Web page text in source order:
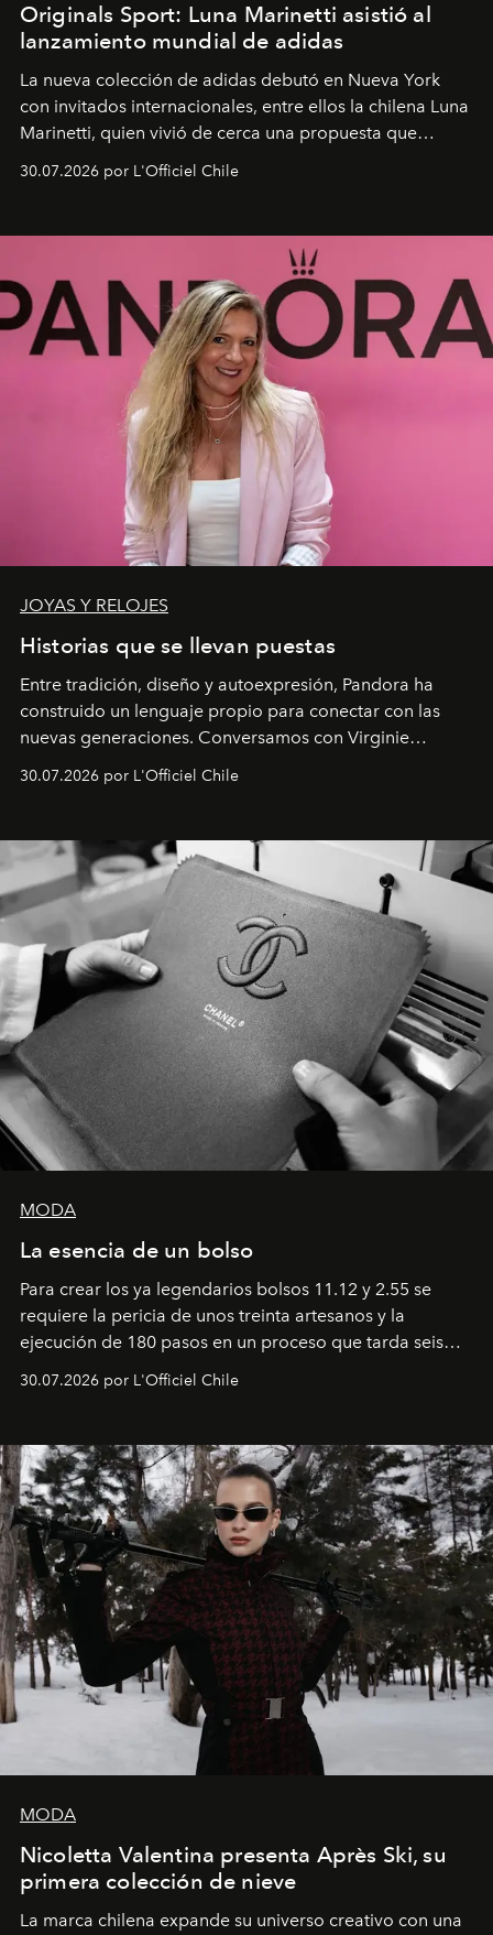
Originals Sport: Luna Marinetti asistió al
lanzamiento mundial de adidas
La nueva colección de adidas debutó en Nueva York
con invitados internacionales, entre ellos la chilena Luna
Marinetti, quien vivió de cerca una propuesta que
fusiona moda y rendimiento.
30.07.2026 por L'Officiel Chile
JOYAS Y RELOJES
Historias que se llevan puestas
Entre tradición, diseño y autoexpresión, Pandora ha
construido un lenguaje propio para conectar con las
nuevas generaciones. Conversamos con Virginie
Dubray, la responsable de marketing para
Latinoamérica, sobre identidad, cultura y el valor
30.07.2026 por L'Officiel Chile
MODA
La esencia de un bolso
Para crear los ya legendarios bolsos 11.12 y 2.55 se
requiere la pericia de unos treinta artesanos y la
ejecución de 180 pasos en un proceso que tarda seis
semanas. Los expertos ponen en práctica una técnica
que se enseña solamente en la escuela de formación de
30.07.2026 por L'Officiel Chile
MODA
Nicoletta Valentina presenta Après Ski, su
primera colección de nieve
La marca chilena expande su universo creativo con una